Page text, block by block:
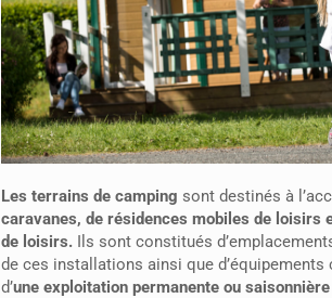
Les terrains de camping sont destinés à
caravanes, de résidences mobiles de loisirs
de loisirs.Ils sont constitués
de ces installations ainsi que d’équipements
d’une exploitation permanente ou